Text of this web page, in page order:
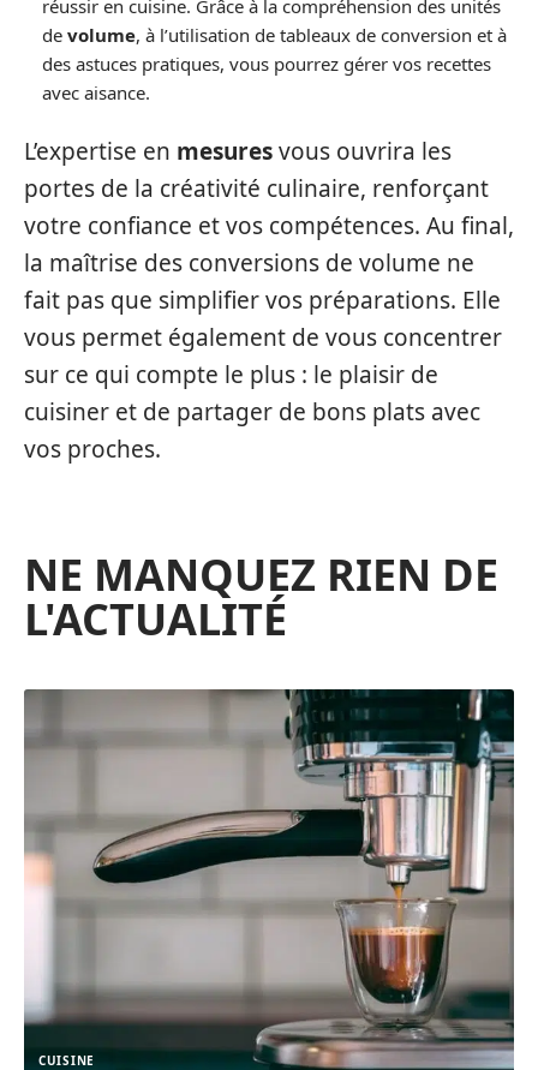
réussir en cuisine. Grâce à la compréhension des unités
de volume, à l’utilisation de tableaux de conversion et à
des astuces pratiques, vous pourrez gérer vos recettes
avec aisance.
L’expertise en mesuresvous ouvrira les
portes de la créativité culinaire, renforçant
votre confiance et vos compétences. Au final,
la maîtrise des conversions de volume ne
fait pas que simplifier vos préparations. Elle
vous permet également de vous concentrer
sur ce qui compte le plus : le plaisir de
cuisiner et de partager de bons plats avec
vos proches.
NE MANQUEZ RIEN DE
L'ACTUALITÉ
CUISINE